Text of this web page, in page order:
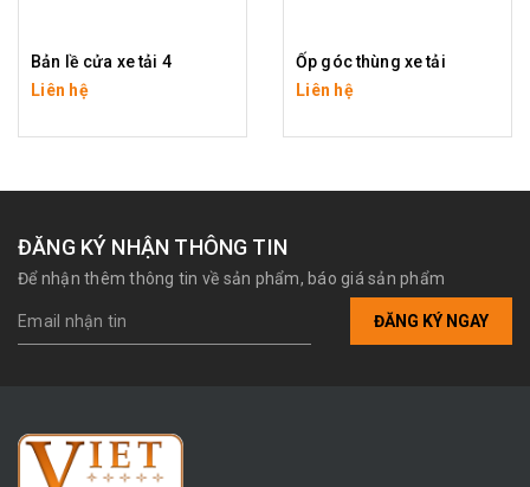
Bản lề cửa xe tải 4
Liên hệ
Ốp góc thùng xe tải
Liên hệ
ĐĂNG KÝ NHẬN THÔNG TIN
Để nhận thêm thông tin về sản phẩm, báo giá sản phẩm
ĐĂNG KÝ NGAY